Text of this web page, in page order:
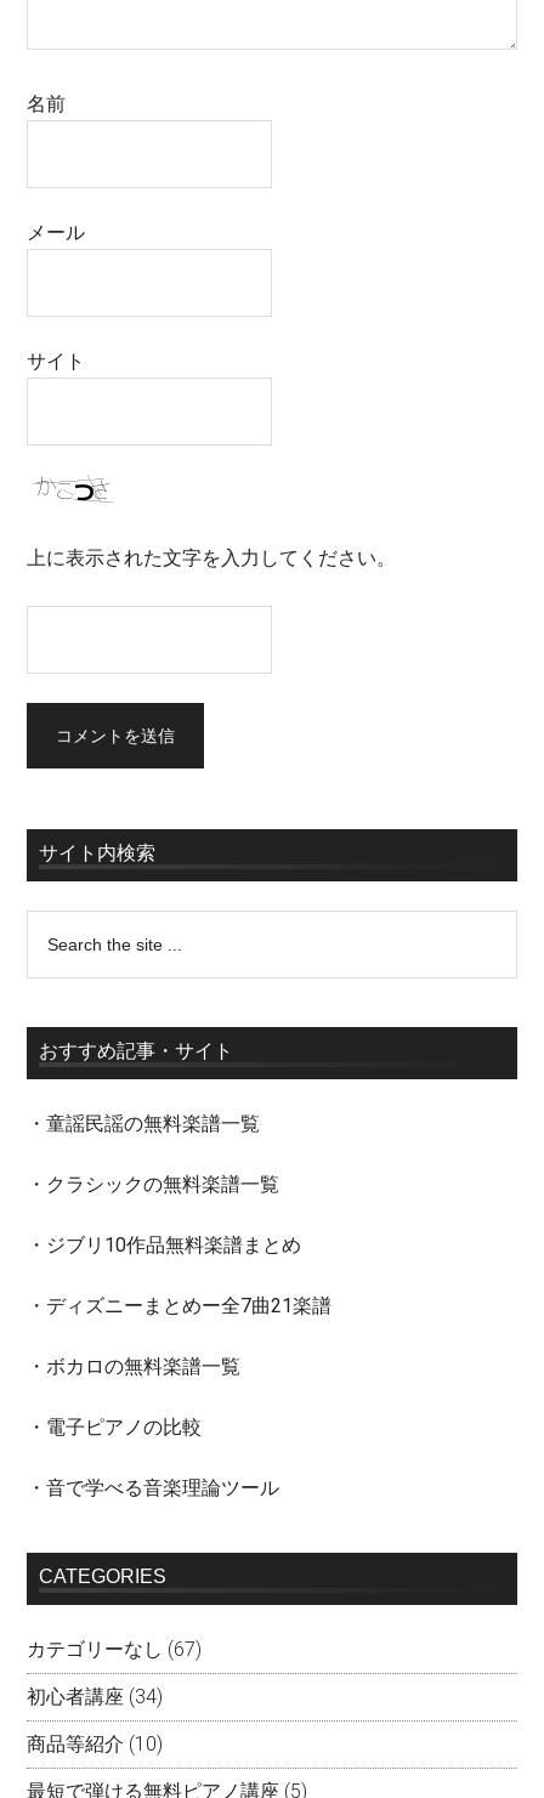
名前
メール
サイト
上に表示された文字を入力してください。
サイト内検索
おすすめ記事・サイト
・童謡民謡の無料楽譜一覧
・クラシックの無料楽譜一覧
・ジブリ10作品無料楽譜まとめ
・ディズニーまとめー全7曲21楽譜
・ボカロの無料楽譜一覧
・電子ピアノの比較
・音で学べる音楽理論ツール
CATEGORIES
カテゴリーなし (67)
初心者講座 (34)
商品等紹介 (10)
最短で弾ける無料ピアノ講座 (5)